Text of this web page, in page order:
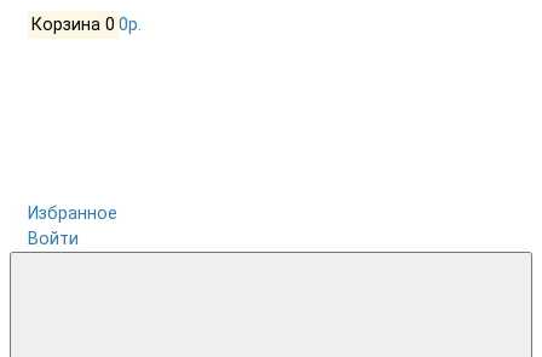
Корзина 0 0р.
Избранное
Войти